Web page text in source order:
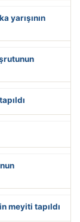
yarışının
meyiti tapıldı